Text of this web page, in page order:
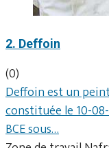
2. Deffoin
(0)
Deffoin est un
constituée le 10-
BCE sous…